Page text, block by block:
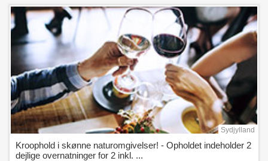
Sydjylland
Kroophold i skønne naturomgivelser! - Opholdet indeholder 2
dejlige overnatninger for 2 inkl. ...